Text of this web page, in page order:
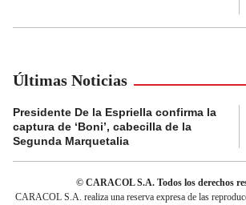
Últimas Noticias
Presidente De la Espriella confirma la
captura de ‘Boni’, cabecilla de la
Segunda Marquetalia
© CARACOL S.A. Todos los derechos
CARACOL S.A. realiza una reserva expresa de las